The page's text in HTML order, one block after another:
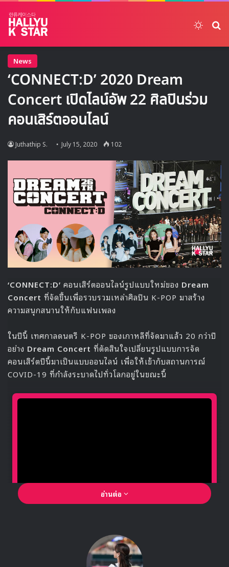
News
‘CONNECT:D’ 2020 Dream
Concert เปิดไลน์อัพ 22 ศิลปินร่วม
คอนเสิร์ตออนไลน์
Juthathip S. July 15, 2020 102
‘CONNECT:D’ คอนเสิร์ตออนไลน์รูปแบบใหม่ของ Dream
Concert ที่จัดขึ้นเพื่อรวบรวมเหล่าศิลปิน K-POP มาสร้าง
ความสนุกสนานให้กับแฟนเพลง
ในปีนี้ เทศกาลดนตรี K-POP ของเกาหลีที่จัดมาแล้ว 20 กว่าปี
อย่าง Dream Concert ที่ตัดสินใจเปลี่ยนรูปแบบการจัด
คอนเสิร์ตปีนี้มาเป็นแบบออนไลน์ เพื่อให้เข้ากับสถานการณ์
COVID-19 ที่กำลังระบาดไปทั่วโลกอยู่ในขณะนี้
▶ คลิกดูสัมภาษณ์พิเศษ
อ่านต่อ